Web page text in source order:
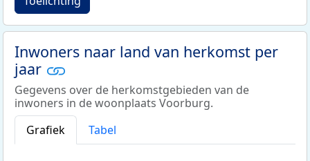
Inwoners naar land van herkomst per
jaar
Gegevens over de herkomstgebieden van de
inwoners in de woonplaats Voorburg.
Grafiek
Tabel